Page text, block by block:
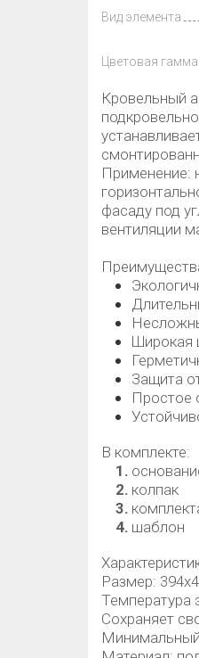
Вид элемента
Цветовая гамма
Кровельный
Применение:
фасаду под
вентиляции
Широкая
Защита
Простое
В комплекте:
колпак
шаблон
Размер:
Температура
Сохраняет
Минимальный